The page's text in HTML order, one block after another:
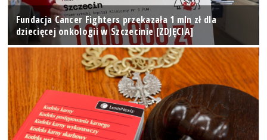
Fundacja Cancer Fighters przekazała 1 mln zł dla
dziecięcej onkologii w Szczecinie [ZDJĘCIA]